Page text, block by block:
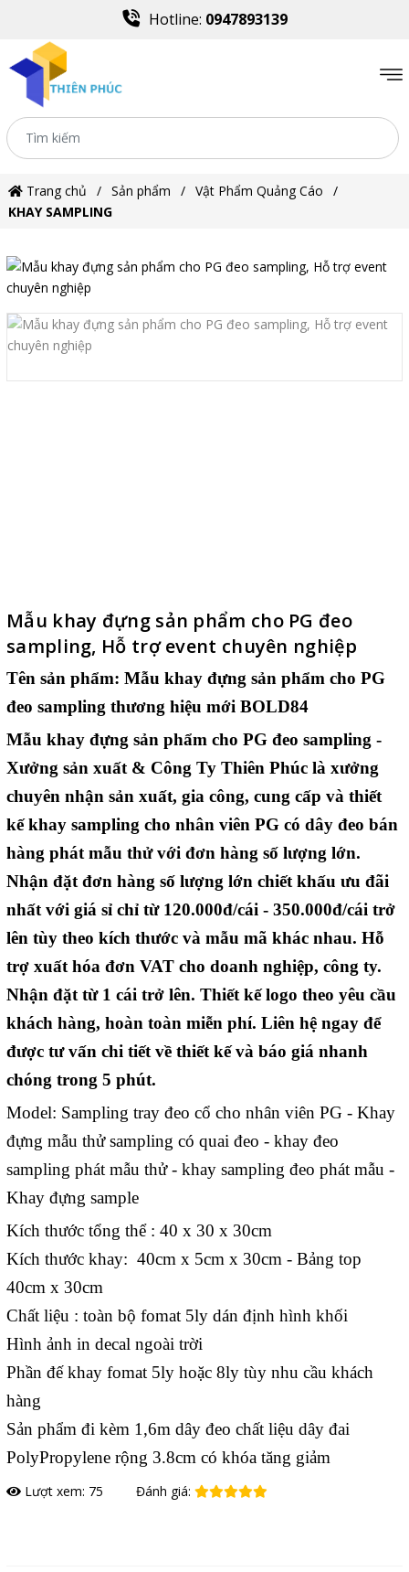
Hotline: 0947893139
Trang chủ Sản phẩm
Vật Phẩm Quảng Cáo
KHAY SAMPLING
Mẫu khay đựng sản phẩm cho PG đeo
sampling, Hỗ trợ event chuyên nghiệp
Tên sản phẩm: Mẫu khay đựng sản phẩm cho PG
đeo sampling thương hiệu mới BOLD84
Mẫu khay đựng sản phẩm cho PG đeo sampling -
Xưởng sản xuất & Công Ty Thiên Phúc là xưởng
chuyên nhận sản xuất, gia công, cung cấp và thiết
kế khay sampling cho nhân viên PG có dây đeo bán
hàng phát mẫu thử với đơn hàng số lượng lớn.
Nhận đặt đơn hàng số lượng lớn chiết khấu ưu đãi
nhất với giá sỉ chỉ từ 120.000đ/cái - 350.000đ/cái trở
lên tùy theo kích thước và mẫu mã khác nhau. Hỗ
trợ xuất hóa đơn VAT cho doanh nghiệp, công ty.
Nhận đặt từ 1 cái trở lên. Thiết kế logo theo yêu cầu
khách hàng, hoàn toàn miễn phí. Liên hệ ngay để
được tư vấn chi tiết về thiết kế và báo giá nhanh
chóng trong 5 phút.
Model: Sampling tray đeo cổ cho nhân viên PG - Khay
đựng mẫu thử sampling có quai đeo - khay đeo
sampling phát mẫu thử - khay sampling đeo phát mẫu -
Khay đựng sample
Kích thước tổng thể : 40 x 30 x 30cm
Kích thước khay: 40cm x 5cm x 30cm - Bảng top
40cm x 30cm
Chất liệu : toàn bộ fomat 5ly dán định hình khối
Hình ảnh in decal ngoài trời
Phần đế khay fomat 5ly hoặc 8ly tùy nhu cầu khách
hàng
Sản phẩm đi kèm 1,6m dây đeo chất liệu dây đai
PolyPropylene rộng 3.8cm có khóa tăng giảm
Lượt xem: 75 Đánh giá: